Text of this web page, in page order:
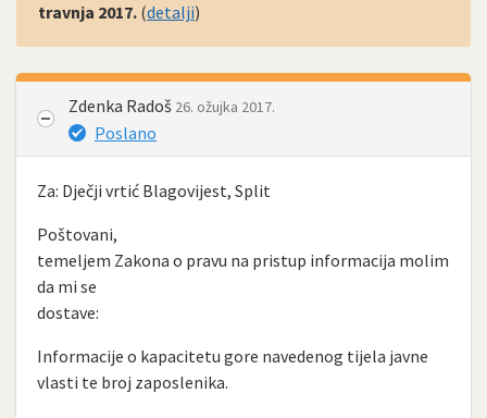
travnja 2017. (detalji)
Zdenka Radoš 26. ožujka 2017.
Poslano
Za: Dječji vrtić Blagovijest, Split
Poštovani,
temeljem Zakona o pravu na pristup informacija molim
da mi se
dostave:
Informacije o kapacitetu gore navedenog tijela javne
vlasti te broj zaposlenika.